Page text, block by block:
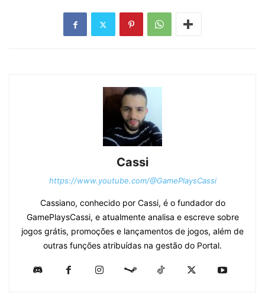
Cassi
https://www.youtube.com/@GamePlaysCassi
Cassiano, conhecido por Cassi, é o fundador do
GamePlaysCassi, e atualmente analisa e escreve sobre
jogos grátis, promoções e lançamentos de jogos, além de
outras funções atribuídas na gestão do Portal.